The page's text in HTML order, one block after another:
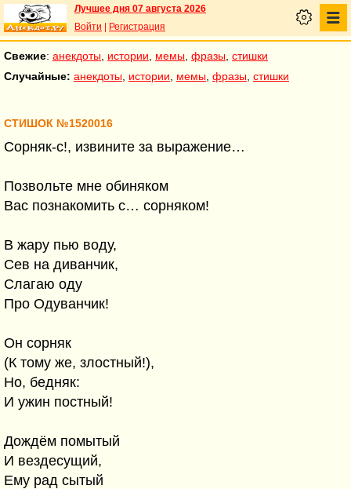
Лучшее дня 07 августа 2026
Войти
Регистрация
Свежие: анекдоты истории мемы фразы стишки
Случайные: анекдоты истории мемы фразы стишки
СТИШОК №1520016
Сорняк-с!, извините за выражение…
Позвольте мне обиняком
Вас познакомить с… сорняком!
В жару пью воду,
Сев на диванчик,
Слагаю оду
Про Одуванчик!
Он сорняк
(К тому же, злостный!),
Но, бедняк:
И ужин постный!
Дождём помытый
И вездесущий,
Ему рад сытый